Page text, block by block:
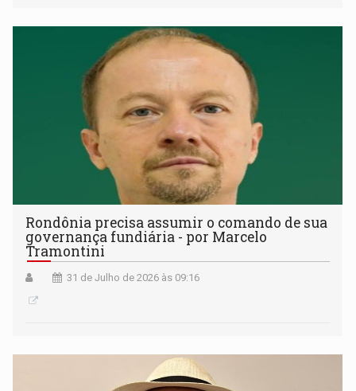
Rondônia precisa assumir o comando de sua
governança fundiária - por Marcelo
Tramontini
31 de Julho de 2026 às 09:16